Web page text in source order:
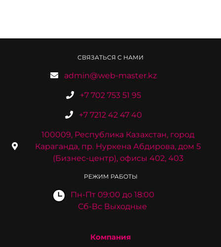
СВЯЗАТЬСЯ С НАМИ
admin@web-master.kz
+7 702 753 51 95
+7 7212 42 47 40
100009, Республика Казахстан, город
Караганда, пр. Нуркена Абдирова, дом 5
(Бизнес-центр), офисы 402, 403
РЕЖИМ РАБОТЫ
Пн-Пт 09:00 до 18:00
Сб-Вс Выходные
Компания